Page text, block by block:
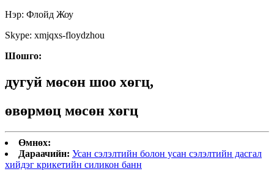
Нэр: Флойд Жоу
Skype: xmjqxs-floydzhou
Шошго:
дугуй мөсөн шоо хөгц,
өвөрмөц мөсөн хөгц
Өмнөх:
Дараачийн: Усан сэлэлтийн болон усан сэлэлтийн дасгал
хийдэг крикетийн силикон банн